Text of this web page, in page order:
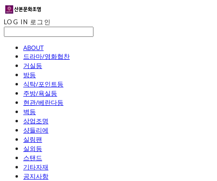
LOG IN 로그인
ABOUT
드라마/영화협찬
거실등
방등
식탁/포인트등
주방/욕실등
현관/베란다등
벽등
상업조명
샹들리에
실링팬
실외등
스탠드
기타자재
공지사항